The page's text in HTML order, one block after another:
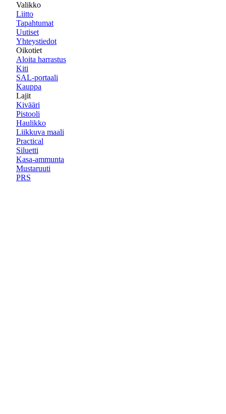
Valikko
Liitto
Tapahtumat
Uutiset
Yhteystiedot
Oikotiet
Aloita harrastus
Kiti
SAL-portaali
Kauppa
Lajit
Kivääri
Pistooli
Haulikko
Liikkuva maali
Practical
Siluetti
Kasa-ammunta
Mustaruuti
PRS